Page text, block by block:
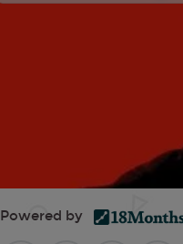
Powered by